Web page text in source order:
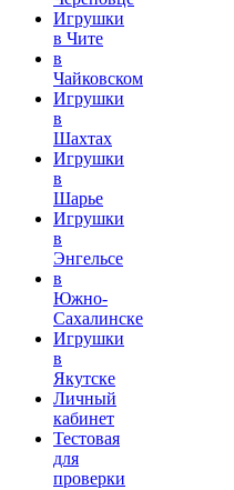
Игрушки
в Чите
в
Чайковском
Игрушки
в
Шахтах
Игрушки
в
Шарье
Игрушки
в
Энгельсе
в
Южно-
Сахалинске
Игрушки
в
Якутске
Личный
кабинет
Тестовая
для
проверки